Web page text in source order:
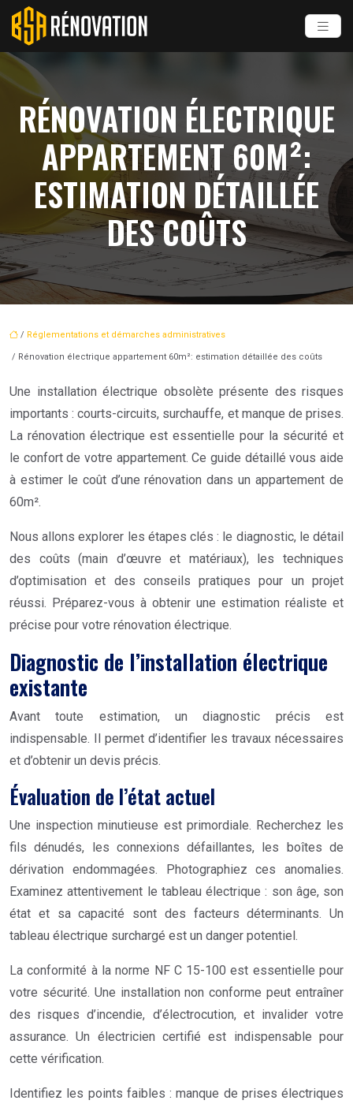
RÉNOVATION ÉLECTRIQUE
APPARTEMENT 60M²:
ESTIMATION DÉTAILLÉE
DES COÛTS
/ Réglementations et démarches administratives
/ Rénovation électrique appartement 60m²: estimation détaillée des coûts
Une installation électrique obsolète présente des risques
importants : courts-circuits, surchauffe, et manque de prises.
La rénovation électrique est essentielle pour la sécurité et
le confort de votre appartement. Ce guide détaillé vous aide
à estimer le coût d’une rénovation dans un appartement de
60m².
Nous allons explorer les étapes clés : le diagnostic, le détail
des coûts (main d’œuvre et matériaux), les techniques
d’optimisation et des conseils pratiques pour un projet
réussi. Préparez-vous à obtenir une estimation réaliste et
précise pour votre rénovation électrique.
Diagnostic de l’installation électrique
existante
Avant toute estimation, un diagnostic précis est
indispensable. Il permet d’identifier les travaux nécessaires
et d’obtenir un devis précis.
Évaluation de l’état actuel
Une inspection minutieuse est primordiale. Recherchez les
fils dénudés, les connexions défaillantes, les boîtes de
dérivation endommagées. Photographiez ces anomalies.
Examinez attentivement le tableau électrique : son âge, son
état et sa capacité sont des facteurs déterminants. Un
tableau électrique surchargé est un danger potentiel.
La conformité à la norme NF C 15-100 est essentielle pour
votre sécurité. Une installation non conforme peut entraîner
des risques d’incendie, d’électrocution, et invalider votre
assurance. Un électricien certifié est indispensable pour
cette vérification.
Identifiez les points faibles : manque de prises électriques